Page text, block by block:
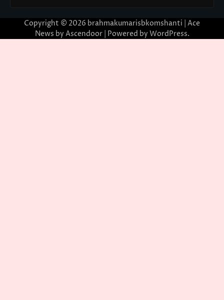
Copyright © 2026 brahmakumarisbkomshanti | Ace
News by Ascendoor| Powered by WordPress.